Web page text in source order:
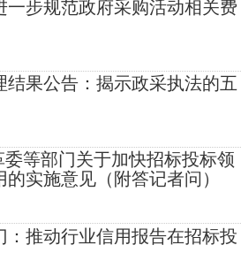
一步规范政府采购活动相关费
结果公告：揭示政采执法的五
等部门关于加快招标投标领
实施意见（附答记者问）
：推动行业信用报告在招标投